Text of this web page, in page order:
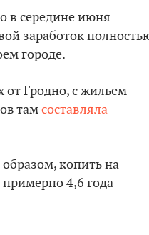
в середине июня
заработок
городе.
от Гродно, с жильем
тамсоставляла
копить на
4,6 года